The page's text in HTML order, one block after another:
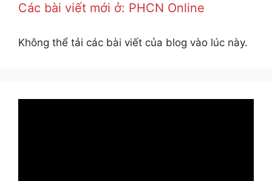
Các bài viết mới ở: PHCN Online
Không thể tải các bài viết của blog vào lúc này.